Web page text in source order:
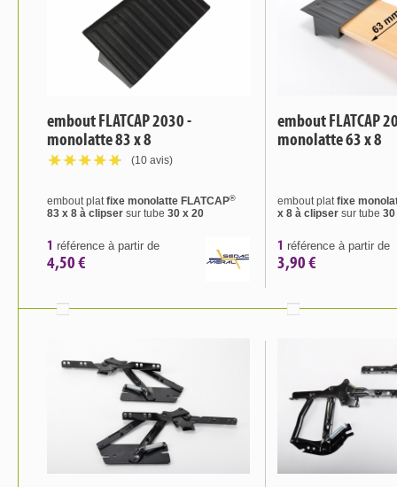
embout FLATCAP 2030 -
monolatte 83 x 8
(10 avis)
embout platfixe monolatte FLATCAP®
83 x 8 à clipser sur tube 30 x 20
1 référence à partir de
4,50 €
embout FLATCAP
monolatte 63 x 8
embout platfixe
x 8 à clipser sur tube
1 référence à partir de
3,90 €